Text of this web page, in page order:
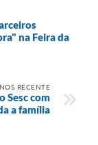
na Feira da
RECENTE
Sesc com
a família